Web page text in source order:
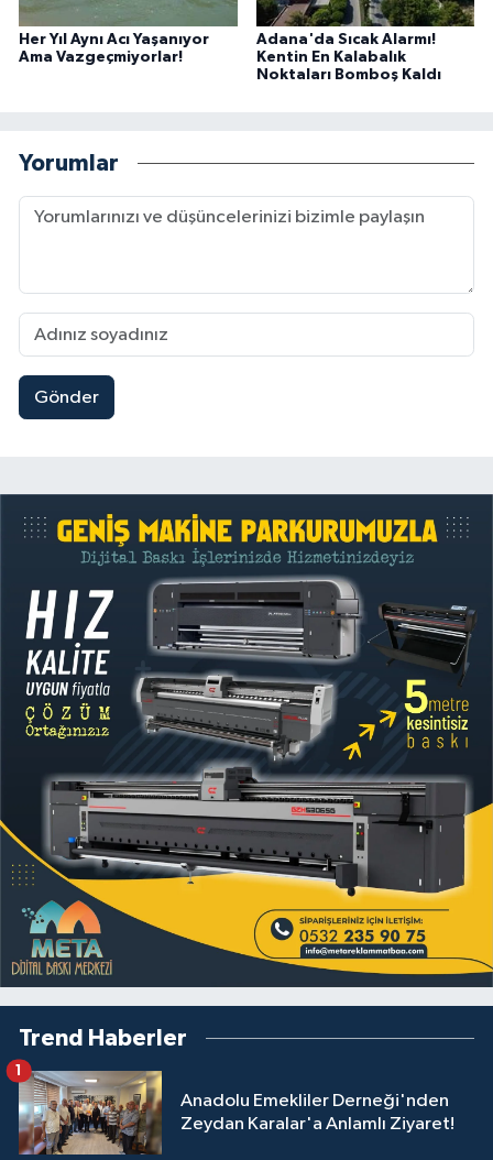
Her Yıl Aynı Acı Yaşanıyor
Ama Vazgeçmiyorlar!
Adana'da Sıcak Alarmı!
Kentin En Kalabalık
Noktaları Bomboş Kaldı
Yorumlar
Gönder
Trend Haberler
Anadolu Emekliler Derneği'nden
Zeydan Karalar'a Anlamlı Ziyaret!
1